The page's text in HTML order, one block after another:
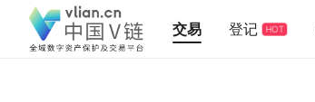
交易 登记 HOT